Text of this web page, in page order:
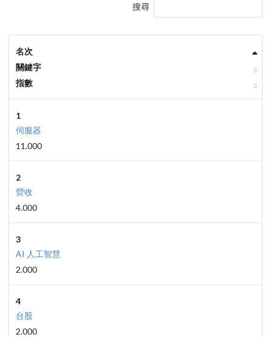
搜尋
名次
關鍵字
指數
1
伺服器
11.000
2
營收
4.000
3
AI 人工智慧
2.000
4
台股
2.000